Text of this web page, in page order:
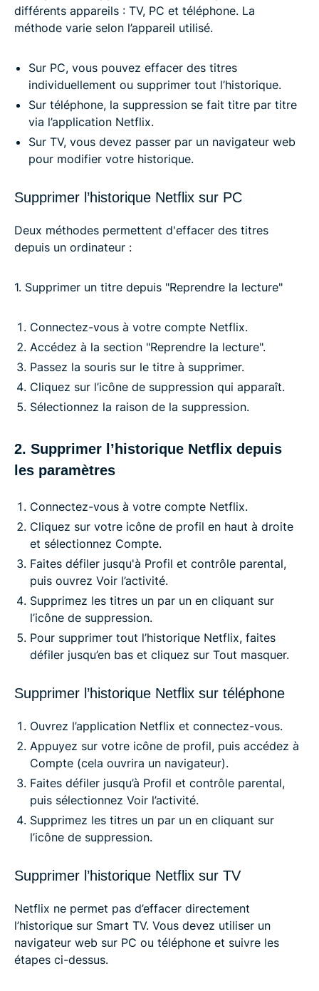
différents appareils : TV, PC et téléphone. La
méthode varie selon l’appareil utilisé.
Sur PC, vous pouvez effacer des titres
individuellement ou supprimer tout l’historique.
Sur téléphone, la suppression se fait titre par titre
via l’application Netflix.
Sur TV, vous devez passer par un navigateur web
pour modifier votre historique.
Supprimer l’historique Netflix sur PC
Deux méthodes permettent d'effacer des titres
depuis un ordinateur :
1. Supprimer un titre depuis "Reprendre la lecture"
Connectez-vous à votre compte Netflix.
Accédez à la section "Reprendre la lecture".
Passez la souris sur le titre à supprimer.
Cliquez sur l’icône de suppression qui apparaît.
Sélectionnez la raison de la suppression.
2. Supprimer l’historique Netflix depuis
les paramètres
Connectez-vous à votre compte Netflix.
Cliquez sur votre icône de profil en haut à droite
et sélectionnez Compte.
Faites défiler jusqu'à Profil et contrôle parental,
puis ouvrez Voir l’activité.
Supprimez les titres un par un en cliquant sur
l’icône de suppression.
Pour supprimer tout l’historique Netflix, faites
défiler jusqu’en bas et cliquez sur Tout masquer.
Supprimer l’historique Netflix sur téléphone
Ouvrez l’application Netflix et connectez-vous.
Appuyez sur votre icône de profil, puis accédez à
Compte (cela ouvrira un navigateur).
Faites défiler jusqu’à Profil et contrôle parental,
puis sélectionnez Voir l’activité.
Supprimez les titres un par un en cliquant sur
l’icône de suppression.
Supprimer l’historique Netflix sur TV
Netflix ne permet pas d’effacer directement
l’historique sur Smart TV. Vous devez utiliser un
navigateur web sur PC ou téléphone et suivre les
étapes ci-dessus.